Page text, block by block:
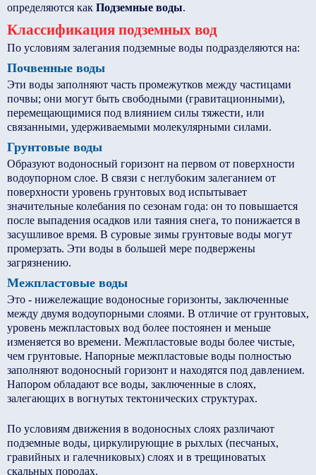
определяются как Подземные воды.
Классификация подземных вод
По условиям залегания подземные воды подразделяются на:
Почвенные воды
Эти воды заполняют часть промежутков между частицами
почвы; они могут быть свободными (гравитационными),
перемещающимися под влиянием силы тяжести, или
связанными, удерживаемыми молекулярными силами.
Грунтовые воды
Образуют водоносный горизонт на первом от поверхности
водоупорном слое. В связи с неглубоким залеганием от
поверхности уровень грунтовых вод испытывает
значительные колебания по сезонам года: он то повышается
после выпадения осадков или таяния снега, то понижается в
засушливое время. В суровые зимы грунтовые воды могут
промерзать. Эти воды в большей мере подвержены
загрязнению.
Межпластовые воды
Это - нижележащие водоносные горизонты, заключенные
между двумя водоупорными слоями. В отличие от грунтовых,
уровень межпластовых вод более постоянен и меньше
изменяется во времени. Межпластовые воды более чистые,
чем грунтовые. Напорные межпластовые воды полностью
заполняют водоносный горизонт и находятся под давлением.
Напором обладают все воды, заключенные в слоях,
залегающих в вогнутых тектонических структурах.
По условиям движения в водоносных слоях различают
подземные воды, циркулирующие в рыхлых (песчаных,
гравийных и галечниковых) слоях и в трещиноватых
скальных породах.